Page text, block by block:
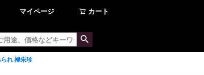
マイページ カート
れ 極朱珍